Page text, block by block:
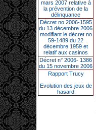
mars 2007 relative à
la prévention de la
délinquance
Décret no 2006-1595
du 13 décembre 2006
modifiant le décret no
59-1489 du 22
décembre 1959 et
relatif aux casinos
Décret n° 2006- 1386
du 15 novembre 2006
Rapport Trucy
Evolution des jeux de
hasard